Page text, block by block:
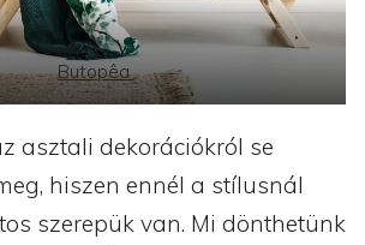
Butopêa
asztali dekorációkról se
hiszen ennél a stílusnál
szerepük van. Mi dönthetünk